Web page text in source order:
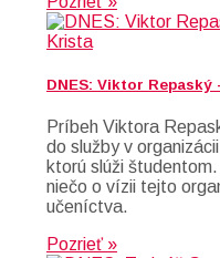
DNES: Viktor
Príbeh Viktora
do služby v
ktorú slúži
niečo o vízii tejto
učeníctva.
Pozrieť »